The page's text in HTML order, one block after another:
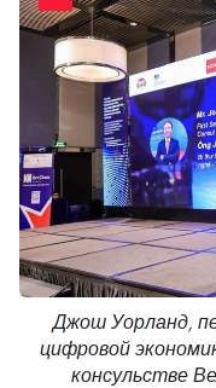
Джош Уорланд,
цифровой
консульстве